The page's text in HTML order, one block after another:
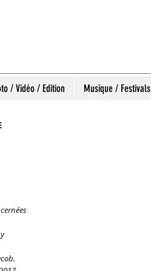
/ Vidéo / Edition Musique / Festivals